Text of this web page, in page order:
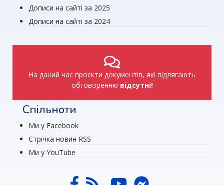
Дописи на сайті за 2025
Дописи на сайті за 2024
На даний час проєкти документів, які підлягають
обговоренню відсутні!
Спільноти
Ми у Facebook
Стрічка новин RSS
Ми у YouTube